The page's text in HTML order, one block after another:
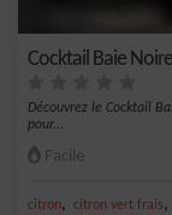
Cocktail Baie Noire
Découvrez le Cocktail
pour...
Facile
citron, citron vert frais,